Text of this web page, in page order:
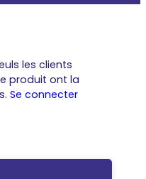
les clients
produit ont la
Se connecter